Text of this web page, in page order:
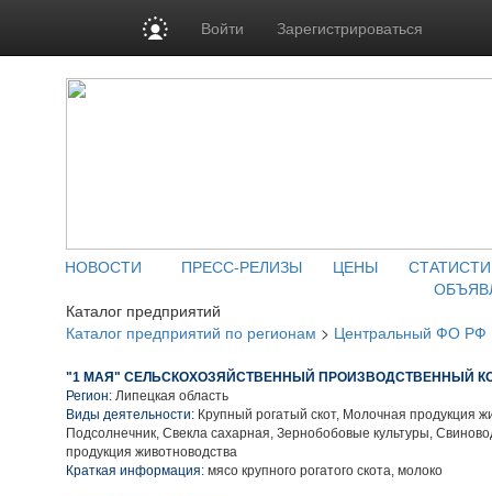
Войти Зарегистрироваться
НОВОСТИ ПРЕСС-РЕЛИЗЫ ЦЕНЫ
Каталог предприятий
Каталог предприятий по регионам > Центральный ФО РФ
"1 МАЯ" СЕЛЬСКОХОЗЯЙСТВЕННЫЙ ПРОИЗВОДСТВЕННЫЙ
Регион: Липецкая область
Виды деятельности: Крупный рогатый скот, Молочная продукция
Подсолнечник, Свекла сахарная, Зернобобовые культуры,
продукция животноводства
Краткая информация: мясо крупного рогатого скота, молоко